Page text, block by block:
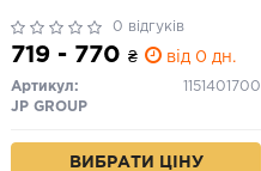
0 відгуків
719 - 770 ₴ від 0 дн.
Артикул:
1151401700
JP GROUP
ВИБРАТИ ЦІНУ